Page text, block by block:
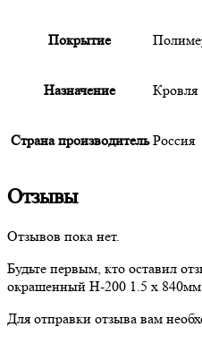
Покрытие
Назначение Кровля
Страна производитель Россия
Отзывы
Отзывов пока нет.
Будьте первым, кто оставил
окрашенный Н-200 1.5 х
Для отправки отзыва вам